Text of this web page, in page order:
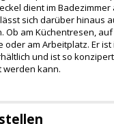
dient im
sich darüber hinaus
Ob am Küchentresen,
am Arbeitplatz. Er
und ist so
werden kann.